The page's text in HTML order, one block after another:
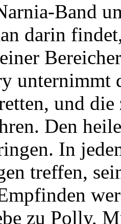
Band
darin
unternimmt
und
Den
In
treffen,
zu Polly,